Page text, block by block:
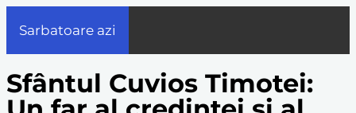
Sarbatoare azi
Sfântul Cuvios Timotei: